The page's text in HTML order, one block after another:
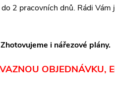
2 pracovních dnů. Rádi
i nářezové plány.
OBJEDNÁVKU,